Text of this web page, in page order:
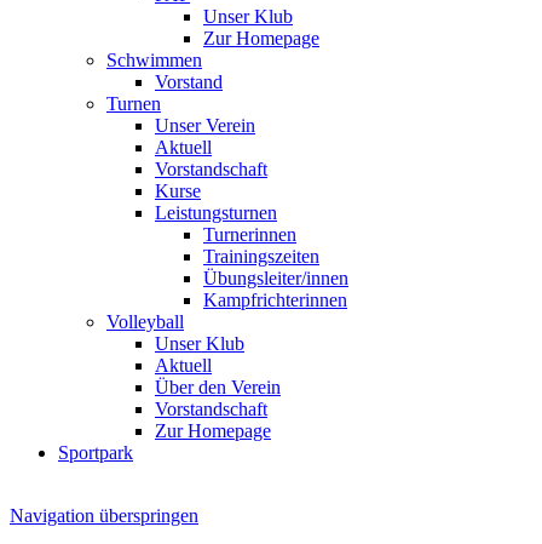
Unser Klub
Zur Homepage
Schwimmen
Vorstand
Turnen
Unser Verein
Aktuell
Vorstandschaft
Kurse
Leistungsturnen
Turnerinnen
Trainingszeiten
Übungsleiter/innen
Kampfrichterinnen
Volleyball
Unser Klub
Aktuell
Über den Verein
Vorstandschaft
Zur Homepage
Sportpark
Navigation überspringen